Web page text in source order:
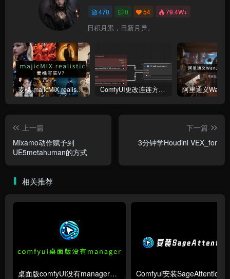
470 0 54 79.4W+
日积月累，日新月异。
麦橘-majicMlX realistic 麦橘写实V7模型 ComfyUI更改连连方式为直线连接
上一篇
Mixamo动作赋予到
UE5metahuman的方式
下一篇
3分钟学Houdini VEX_for
相关推荐
桌面版comfyUI没有manager解决方案